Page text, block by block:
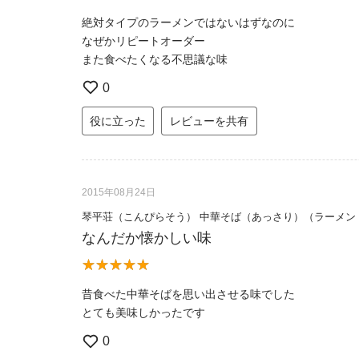
絶対タイプのラーメンではないはずなのに
なぜかリピートオーダー
また食べたくなる不思議な味
0
役に立った レビューを共有
2015年08月24日
琴平荘（こんぴらそう） 中華そば（あっさり）（ラーメン
なんだか懐かしい味
昔食べた中華そばを思い出させる味でした
とても美味しかったです
0